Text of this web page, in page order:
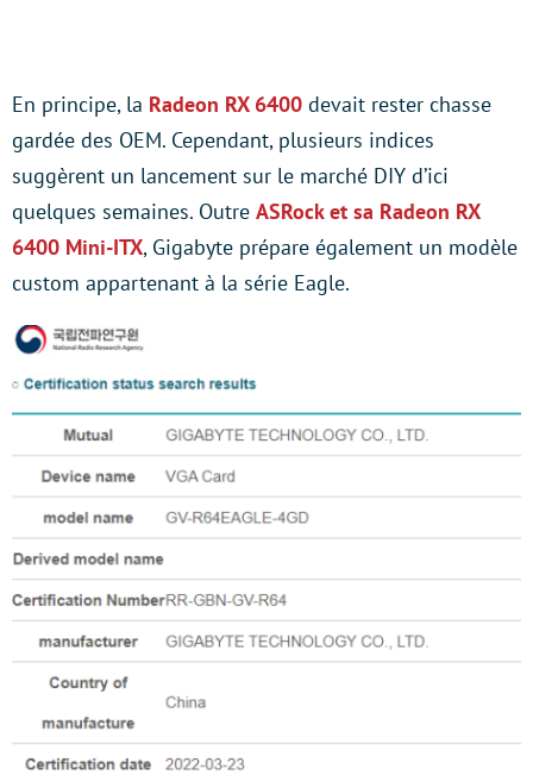
En principe, la Radeon RX 6400 devait rester chasse
gardée des OEM. Cependant, plusieurs indices
suggèrent un lancement sur le marché DIY d’ici
quelques semaines. Outre ASRock et sa Radeon RX
6400 Mini-ITX, Gigabyte prépare également un modèle
custom appartenant à la série Eagle.